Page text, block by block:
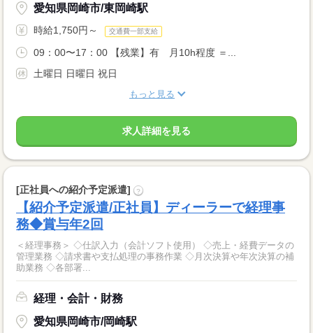
愛知県岡崎市/東岡崎駅
時給1,750円～ 交通費一部支給
09：00〜17：00 【残業】有 月10h程度 ＝...
土曜日 日曜日 祝日
もっと見る
求人詳細を見る
[正社員への紹介予定派遣] ?
【紹介予定派遣/正社員】ディーラーで経理事
務◆賞与年2回
＜経理事務＞ ◇仕訳入力（会計ソフト使用） ◇売上・経費データの
管理業務 ◇請求書や支払処理の事務作業 ◇月次決算や年次決算の補
助業務 ◇各部署...
経理・会計・財務
愛知県岡崎市/岡崎駅